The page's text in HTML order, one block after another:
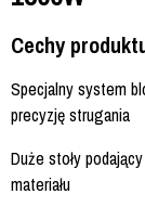
Cechy
Specjalny system
precyzję strugania
Duże stoły
materiału